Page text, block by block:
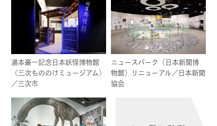
湯本豪一記念日本妖怪博物館
（三次もののけミュージアム）
／三次市
ニュースパーク（日本新聞博
物館）リニューアル／日本新聞
協会